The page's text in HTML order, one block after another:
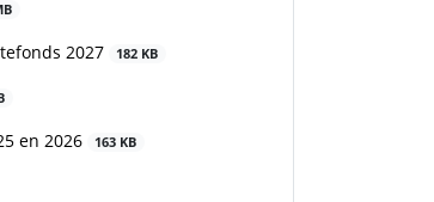
2027 182 KB
en 2026 163 KB